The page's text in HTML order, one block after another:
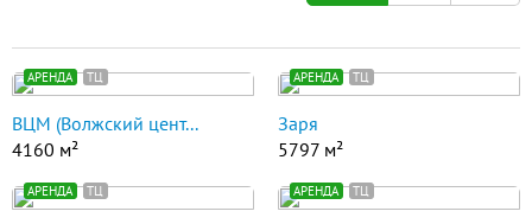
АРЕНДА ТЦ
ВЦМ (Волжский цент...
4160 м²
АРЕНДА ТЦ
Заря
5797 м²
АРЕНДА ТЦ АРЕНДА ТЦ